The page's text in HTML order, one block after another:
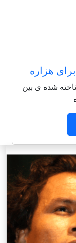
هزاره
از 125 شاعر شناخته شده ی بین